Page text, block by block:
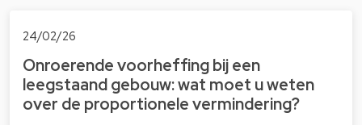
24/02/26
Onroerende voorheffing bij een
leegstaand gebouw: wat moet u weten
over de proportionele vermindering?